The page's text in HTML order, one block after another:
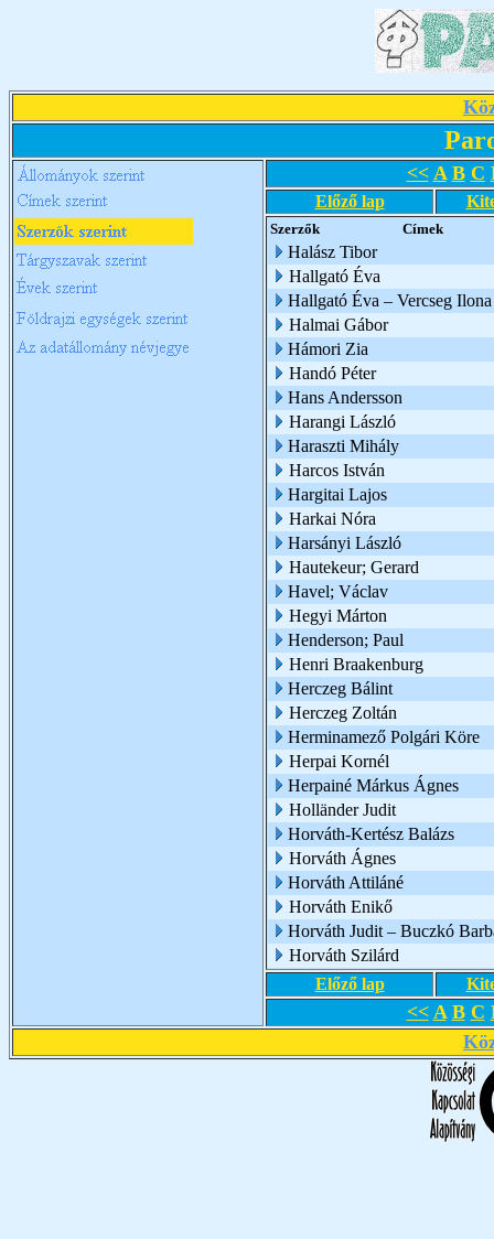
<< A B C
Előző lap
Szerzők Címek
Halász Tibor
Hallgató Éva
Hallgató Éva – Vercseg Ilona
Halmai Gábor
Hámori Zia
Handó Péter
Hans Andersson
Harangi László
Haraszti Mihály
Harcos István
Hargitai Lajos
Harkai Nóra
Harsányi László
Hautekeur; Gerard
Havel; Václav
Hegyi Márton
Henderson; Paul
Henri Braakenburg
Herczeg Bálint
Herczeg Zoltán
Herminamező Polgári Köre
Herpai Kornél
Herpainé Márkus Ágnes
Holländer Judit
Horváth-Kertész Balázs
Horváth Ágnes
Horváth Attiláné
Horváth Enikő
Horváth Judit – Buczkó
Horváth Szilárd
Előző lap
<< A B C